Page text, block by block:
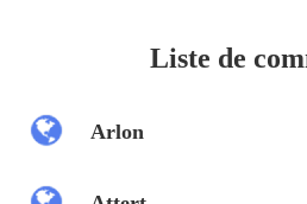
Liste de
Arlon